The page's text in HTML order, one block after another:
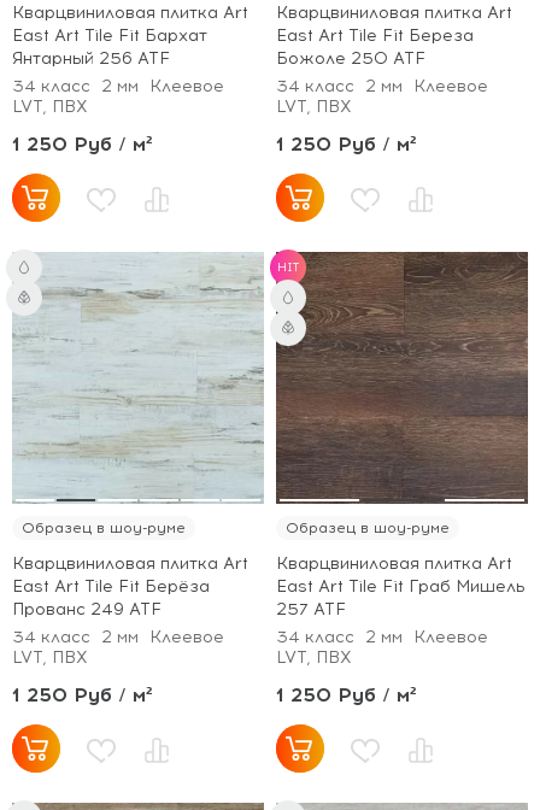
Кварцвиниловая плитка Art
East Art Tile Fit Бархат
Янтарный 256 ATF
34 класс
2 мм
Клеевое
LVT, ПВХ
1 250 Руб / м²
Кварцвиниловая плитка Art
East Art Tile Fit Береза
Божоле 250 ATF
34 класс
2 мм
Клеевое
LVT, ПВХ
1 250 Руб / м²
Образец в шоу-руме
Кварцвиниловая плитка Art
East Art Tile Fit Берёза
Прованс 249 ATF
34 класс
2 мм
Клеевое
LVT, ПВХ
1 250 Руб / м²
HIT
Образец в шоу-руме
Кварцвиниловая плитка Art
East Art Tile Fit Граб Мишель
257 ATF
34 класс
2 мм
Клеевое
LVT, ПВХ
1 250 Руб / м²